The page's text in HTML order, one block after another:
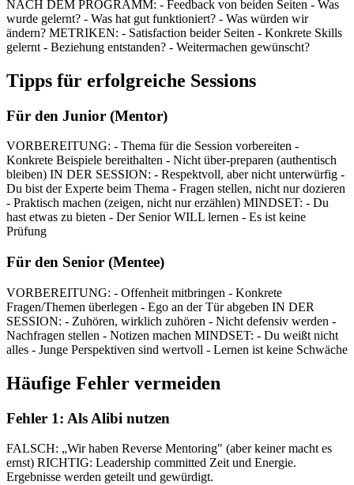
NACH DEM PROGRAMM: - Feedback von beiden Seiten - Was
wurde gelernt? - Was hat gut funktioniert? - Was würden wir
ändern? METRIKEN: - Satisfaction beider Seiten - Konkrete Skills
gelernt - Beziehung entstanden? - Weitermachen gewünscht?
Tipps für erfolgreiche Sessions
Für den Junior (Mentor)
VORBEREITUNG: - Thema für die Session vorbereiten -
Konkrete Beispiele bereithalten - Nicht über-preparen (authentisch
bleiben) IN DER SESSION: - Respektvoll, aber nicht unterwürfig -
Du bist der Experte beim Thema - Fragen stellen, nicht nur dozieren
- Praktisch machen (zeigen, nicht nur erzählen) MINDSET: - Du
hast etwas zu bieten - Der Senior WILL lernen - Es ist keine
Prüfung
Für den Senior (Mentee)
VORBEREITUNG: - Offenheit mitbringen - Konkrete
Fragen/Themen überlegen - Ego an der Tür abgeben IN DER
SESSION: - Zuhören, wirklich zuhören - Nicht defensiv werden -
Nachfragen stellen - Notizen machen MINDSET: - Du weißt nicht
alles - Junge Perspektiven sind wertvoll - Lernen ist keine Schwäche
Häufige Fehler vermeiden
Fehler 1: Als Alibi nutzen
FALSCH: „Wir haben Reverse Mentoring" (aber keiner macht es
ernst) RICHTIG: Leadership committed Zeit und Energie.
Ergebnisse werden geteilt und gewürdigt.